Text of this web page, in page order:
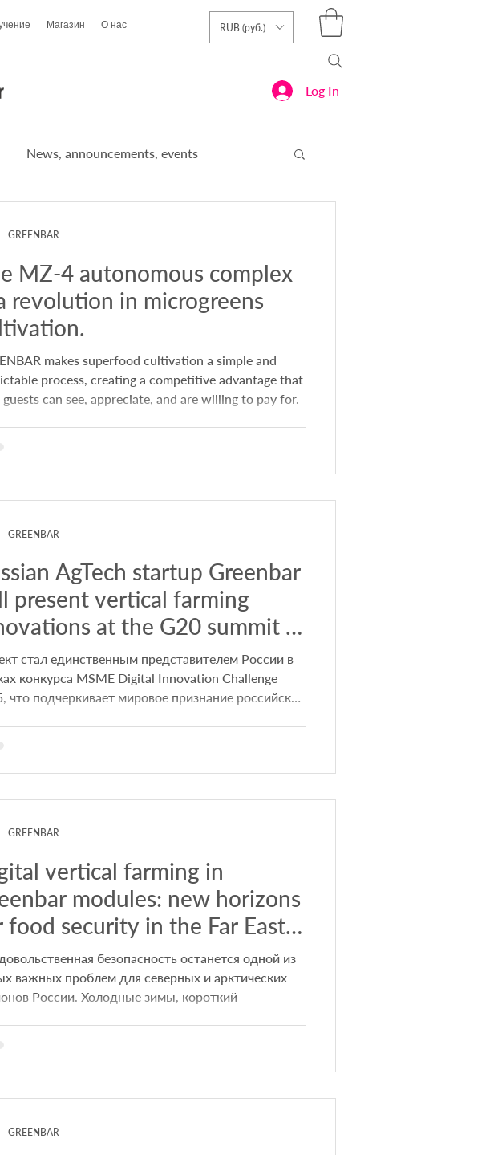
Магазин О нас
Log In
RUB (руб.)
News, announcements, events
events
MZ-4 autonomous complex
revolution in microgreens
makes superfood cultivation a simple and
process, creating a competitive advantage that
can see, appreciate, and are willing to pay for.
GREENBAR
AgTech startup Greenbar
present vertical farming
at the G20 summit in
Africa.
стал единственным представителем России в
конкурса MSME Digital Innovation Challenge
что подчеркивает мировое признание российских
была выбрана для представления
2025, который проходит в эти дни в Южно-
GREENBAR
vertical farming in
modules: new horizons
food security in the Far East
the Arcticбезопасность останется одной из
важных проблем для северных и арктических
России. Холодные зимы, короткий
GREENBAR
GREENBAR